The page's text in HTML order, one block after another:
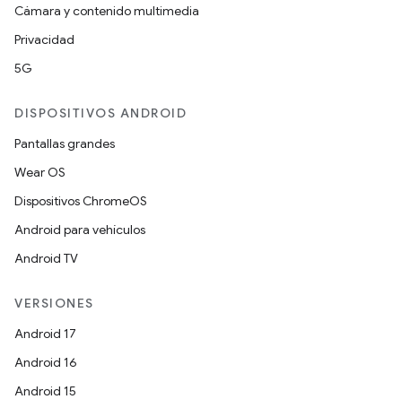
Cámara y contenido multimedia
Privacidad
5G
DISPOSITIVOS ANDROID
Pantallas grandes
Wear OS
Dispositivos ChromeOS
Android para vehículos
Android TV
VERSIONES
Android 17
Android 16
Android 15